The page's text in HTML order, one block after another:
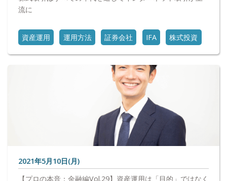
流に
資産運用 運用方法 証券会社 IFA 株式投資
2021年5月10日(月)
【プロの本音：金融編Vol.29】資産運用は「目的」ではなく